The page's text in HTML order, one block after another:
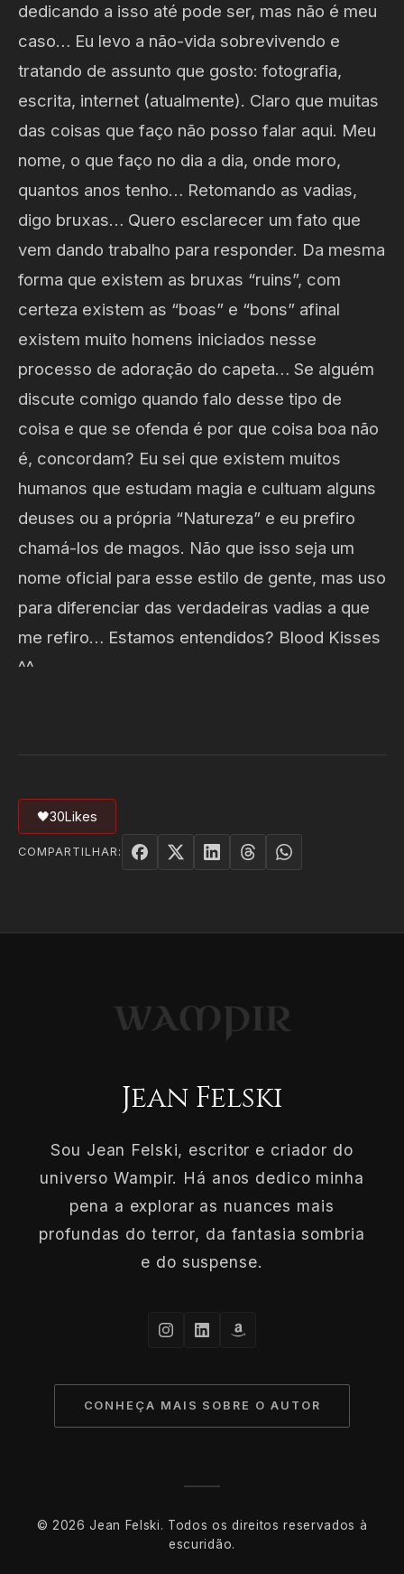
dedicando a isso até pode ser, mas não é meu
caso… Eu levo a não-vida sobrevivendo e
tratando de assunto que gosto: fotografia,
escrita, internet (atualmente). Claro que muitas
das coisas que faço não posso falar aqui. Meu
nome, o que faço no dia a dia, onde moro,
quantos anos tenho… Retomando as vadias,
digo bruxas… Quero esclarecer um fato que
vem dando trabalho para responder. Da mesma
forma que existem as bruxas “ruins”, com
certeza existem as “boas” e “bons” afinal
existem muito homens iniciados nesse
processo de adoração do capeta… Se alguém
discute comigo quando falo desse tipo de
coisa e que se ofenda é por que coisa boa não
é, concordam? Eu sei que existem muitos
humanos que estudam magia e cultuam alguns
deuses ou a própria “Natureza” e eu prefiro
chamá-los de magos. Não que isso seja um
nome oficial para esse estilo de gente, mas uso
para diferenciar das verdadeiras vadias a que
me refiro… Estamos entendidos? Blood Kisses
^^
🖤30Likes
COMPARTILHAR:
Jean Felski
Sou Jean Felski, escritor e criador do
universo Wampir. Há anos dedico minha
pena a explorar as nuances mais
profundas do terror, da fantasia sombria
e do suspense.
CONHEÇA MAIS SOBRE O AUTOR
© 2026 Jean Felski. Todos os direitos reservados à
escuridão.